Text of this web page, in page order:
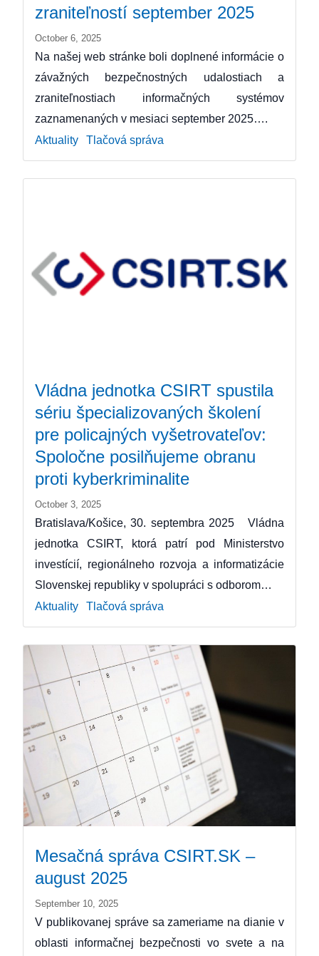
zraniteľností september 2025
October 6, 2025
Na našej web stránke boli doplnené informácie o
závažných bezpečnostných udalostiach a
zraniteľnostiach informačných systémov
zaznamenaných v mesiaci september 2025….
Aktuality
Tlačová správa
Vládna jednotka CSIRT spustila
sériu špecializovaných školení
pre policajných vyšetrovateľov:
Spoločne posilňujeme obranu
proti kyberkriminalite
October 3, 2025
Bratislava/Košice, 30. septembra 2025 Vládna
jednotka CSIRT, ktorá patrí pod Ministerstvo
investícií, regionálneho rozvoja a informatizácie
Slovenskej republiky v spolupráci s odborom…
Aktuality
Tlačová správa
Mesačná správa CSIRT.SK –
august 2025
September 10, 2025
V publikovanej správe sa zameriame na dianie v
oblasti informačnej bezpečnosti vo svete a na